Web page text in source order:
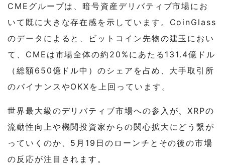
CMEグループは、暗号資産デリバティブ市場にお
いて既に大きな存在感を示しています。CoinGlass
のデータによると、ビットコイン先物の建玉におい
て、CMEは市場全体の約20%にあたる131.4億ドル
（総額650億ドル中）のシェアを占め、大手取引所
のバイナンスやOKXを上回っています。
世界最大級のデリバティブ市場への参入が、XRPの
流動性向上や機関投資家からの関心拡大にどう繋が
っていくのか、5月19日のローンチとその後の市場
の反応が注目されます。